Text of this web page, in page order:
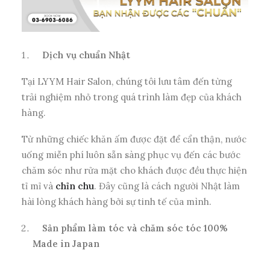
Dịch vụ chuẩn Nhật
Tại LYYM Hair Salon, chúng tôi lưu tâm đến từng
trải nghiệm nhỏ trong quá trình làm đẹp của khách
hàng.
Từ những chiếc khăn ấm được đặt để cẩn thận, nước
uống miễn phí luôn sẵn sàng phục vụ đến các bước
chăm sóc như rửa mặt cho khách được đều thực hiện
tỉ mỉ và chỉn chu. Đây cũng là cách người Nhật làm
hài lòng khách hàng bởi sự tinh tế của mình.
Sản phẩm làm tóc và chăm sóc tóc 100%
Made in Japan